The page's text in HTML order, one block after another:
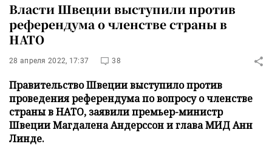
Власти Швеции выступили против
референдума о членстве страны в
НАТО
28 апреля 2022, 17:37 38
Правительство Швеции выступило против
проведения референдума по вопросу о членстве
страны в НАТО, заявили премьер-министр
Швеции Магдалена Андерссон и глава МИД Анн
Линде.